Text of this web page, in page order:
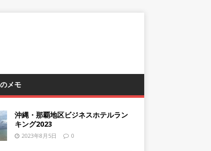
メモ
沖縄・那覇地区ビジネスホテルラン
キング2023
2023年8月5日 0